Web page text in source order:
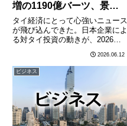
増の1190億バーツ、景況
感指数も大幅改善でタイ経
済に追い風
タイ経済にとって心強いニュース
が飛び込んできた。日本企業によ
る対タイ投資の動きが、2026年
いるのだ。タイ投資奨励委員会
(BOI)によると、日本企業からの
投資申請額は前年比146%増とな
る約1190億バーツに達………
2026.06.12
ビジネス